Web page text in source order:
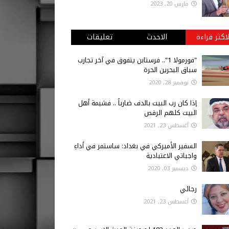
مارس 20, 2023
قراءة الاحدث تعليقات
"فورمولا 1".. فرستابن يتفوق في آخر تجارب
سباق البحرين الحرة
نوفمبر 28, 2020
إذا كان رب البيت بالدف ضارباً .. فشيمة أهل
البيت كلهم الرقص
أغسطس 23, 2021
السفير الأميركي في بغداد: ساستمر في أداءِ
واجباتي الاعتيادية
ديسمبر 03, 2020
رجائي
أغسطس 23, 2021